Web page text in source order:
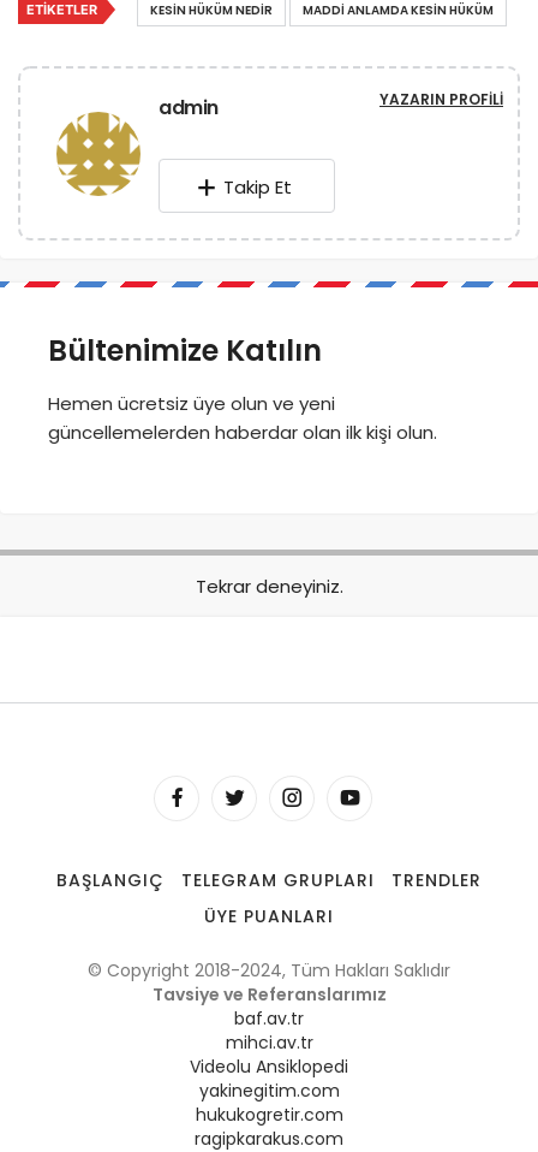
ETIKETLER KESIN HÜKÜM NEDIR MADDI ANLAMDA KESIN HÜKÜM
admin YAZARIN PROFILI
Takip Et
Bültenimize Katılın
Hemen ücretsiz üye olun ve yeni
güncellemelerden haberdar olan ilk kişi olun.
Tekrar deneyiniz.
BAŞLANGIÇ TELEGRAM GRUPLARI
TRENDLER
ÜYE PUANLARI
© Copyright 2018-2024, Tüm Hakları Saklıdır
Tavsiye ve Referanslarımız
baf.av.tr
mihci.av.tr
Videolu Ansiklopedi
yakinegitim.com
hukukogretir.com
ragipkarakus.com